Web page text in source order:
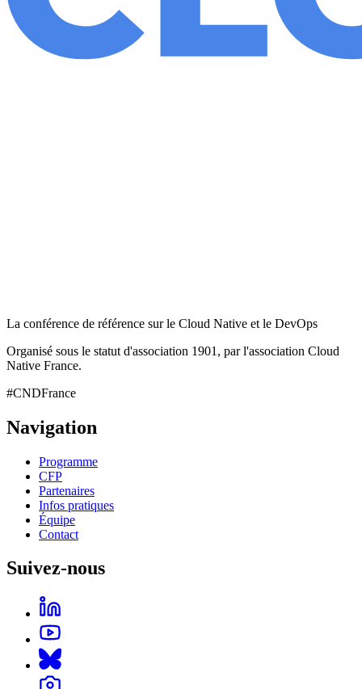
La conférence de référence sur le Cloud Native et le DevOps
Organisé sous le statut d'association 1901, par l'association Cloud
Native France.
#CNDFrance
Navigation
Programme
CFP
Partenaires
Infos pratiques
Équipe
Contact
Suivez-nous